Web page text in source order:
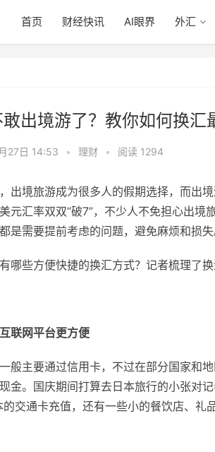
首页 财经快讯 AI眼界 外汇
出境游了？教你如何换汇
27日 14:53 • 理财 • 阅读 1294
出境旅游成为很多人的假期选择，而出
元汇率双双“破7”，不少人不免担心出
是需要提前考虑的问题，避免麻烦和损失
哪些方便快捷的换汇方式？记者梳理了换
联网平台更方便
般主要通过信用卡，不过在部分国家和
金。国庆期间打算去日本旅行的小张对
的交通卡充值，还有一些小的餐饮店、礼